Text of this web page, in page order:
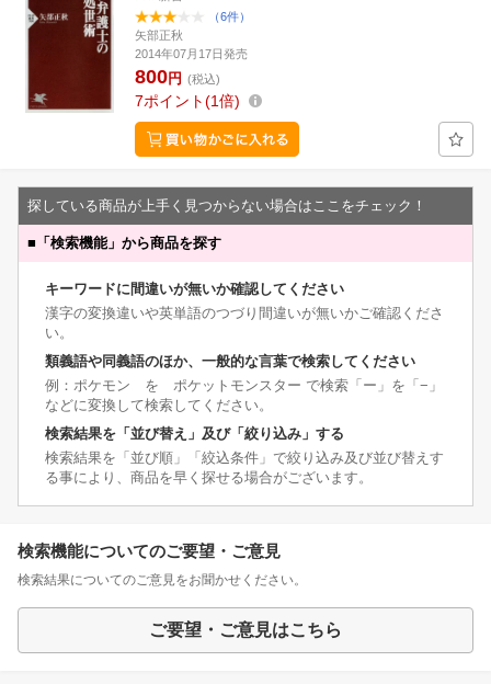
（6件）
矢部正秋
2014年07月17日発売
800円 (税込)
7ポイント 1倍
探している商品が上手く見つからない場合はここをチェック！
■ 「検索機能」から商品を探す
キーワードに間違いが無いか確認してください
漢字の変換違いや英単語のつづり間違いが無いかご確認くださ
い。
類義語や同義語のほか、一般的な言葉で検索してください
例：ポケモン を ポケットモンスター で検索「ー」を「−」
などに変換して検索してください。
検索結果を「並び替え」及び「絞り込み」する
検索結果を「並び順」「絞込条件」で絞り込み及び並び替えす
る事により、商品を早く探せる場合がございます。
検索機能についてのご要望・ご意見
検索結果についてのご意見をお聞かせください。
ご要望・ご意見はこちら